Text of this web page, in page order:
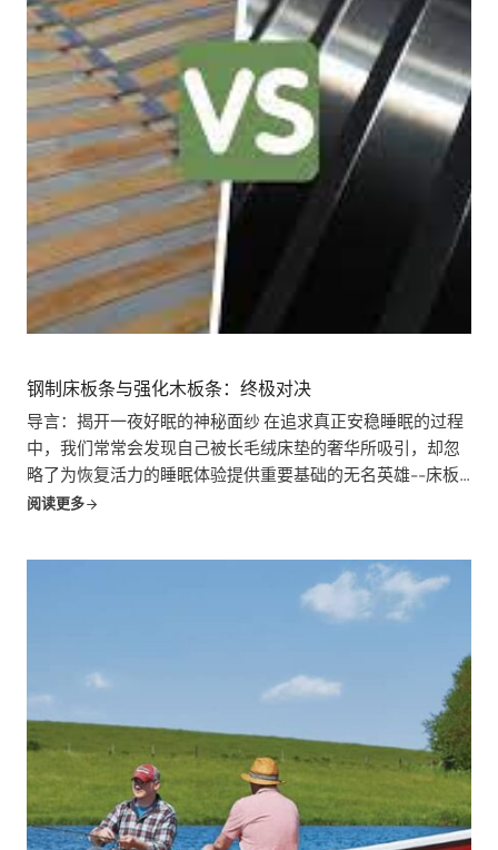
钢制床板条与强化木板条：终极对决
导言：揭开一夜好眠的神秘面纱 在追求真正安稳睡眠的过程
中，我们常常会发现自己被长毛绒床垫的奢华所吸引，却忽
略了为恢复活力的睡眠体验提供重要基础的无名英雄--床板
条。这些看似简单的结构往往隐藏在我们的床垫下面，但它
阅读更多